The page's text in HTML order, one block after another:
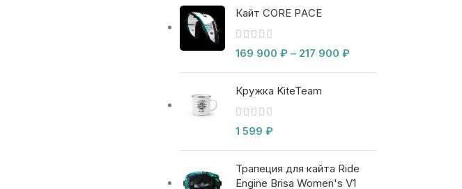
Кайт CORE PACE
169 900 ₽ – 217 900 ₽
Кружка KiteTeam
1 599 ₽
Трапеция для кайта Ride
Engine Brisa Women's V1